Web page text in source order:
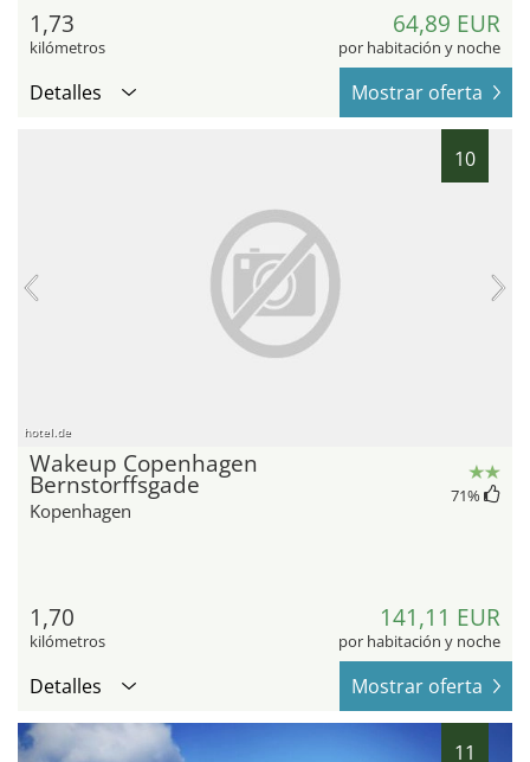
1,73
kilómetros
64,89 EUR
por habitación y noche
Detalles Mostrar oferta
10
hotel.de
Wakeup Copenhagen
Bernstorffsgade
Kopenhagen
71%
1,70
kilómetros
141,11 EUR
por habitación y noche
Detalles Mostrar oferta
11